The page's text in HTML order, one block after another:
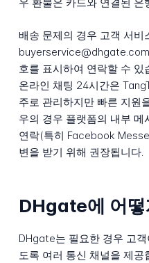
우 환불은 카드와 연결된 은
배송 문제의 경우 고객 서비
호를 표시하여 연락할 수
온라인 채팅 24시간은
주로 관리하지만 빠른 지원
우의 경우 플랫폼의 내부
연락(특히 Facebook
변을 받기 위해 권장됩니다.
DHgate에 어떻
DHgate는 필요한 경우 고
도록 여러 통신 채널을 제공